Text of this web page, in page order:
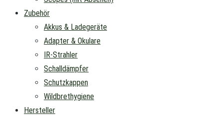
Zubehör
Akkus & Ladegeräte
Adapter & Okulare
IR-Strahler
Schalldämpfer
Schutzkappen
Wildbrethygiene
Hersteller